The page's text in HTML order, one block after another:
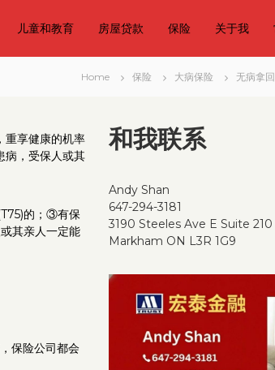
儿童和教育 房屋贷款 保险 关于我
Home 保险 大病保险 无病拿
重享健康的机率
病，受保人或其
的；③有保
其亲人一定能
保险公司都会
和我联系
Andy Shan
647-294-3181
3190 Steeles Ave E Suite 210
Markham ON L3R 1G9